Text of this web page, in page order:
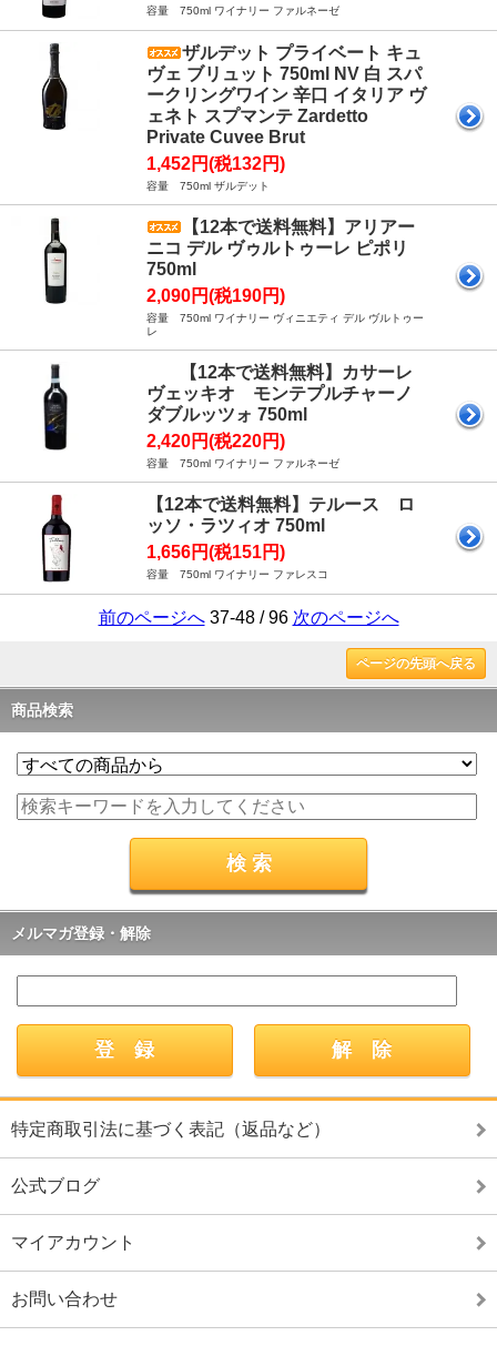
容量 750ml ワイナリー ファルネーゼ
ザルデット プライベート キュ
ヴェ ブリュット 750ml NV 白 スパ
ークリングワイン 辛口 イタリア ヴ
ェネト スプマンテ Zardetto
Private Cuvee Brut
1,452円(税132円)
容量 750ml ザルデット
【12本で送料無料】アリアー
ニコ デル ヴゥルトゥーレ ピポリ
750ml
2,090円(税190円)
容量 750ml ワイナリー ヴィニエティ デル ヴルトゥー
レ
【12本で送料無料】カサーレ
ヴェッキオ モンテプルチャーノ
ダブルッツォ 750ml
2,420円(税220円)
容量 750ml ワイナリー ファルネーゼ
【12本で送料無料】テルース ロ
ッソ・ラツィオ 750ml
1,656円(税151円)
容量 750ml ワイナリー ファレスコ
前のページへ37-48 / 96 次のページへ
ページの先頭へ戻る
商品検索
メルマガ登録・解除
特定商取引法に基づく表記（返品など）
公式ブログ
マイアカウント
お問い合わせ